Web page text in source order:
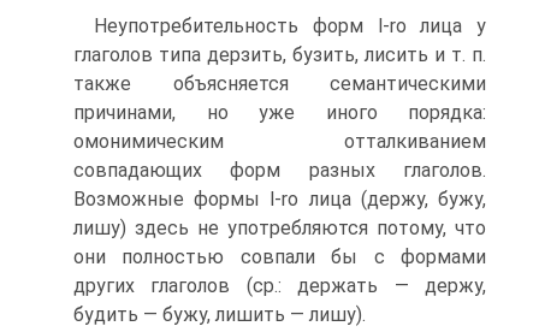
Неупотребительность форм l-ro лица у
глаголов типа дерзить, бузить, лисить и т. п.
также объясняется семантическими
причинами, но уже иного порядка:
омонимическим отталкиванием
совпадающих форм разных глаголов.
Возможные формы l-ro лица (держу, бужу,
лишу) здесь не употребляются потому, что
они полностью совпали бы с формами
других глаголов (ср.: держать — держу,
будить — бужу, лишить — лишу).